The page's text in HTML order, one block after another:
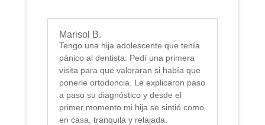
Marisol B.
Tengo una hija adolescente que tenía
pánico al dentista. Pedí una primera
visita para que valoraran si había que
ponerle ortodoncia. Le explicaron paso
a paso su diagnóstico y desde el
primer momento mi hija se sintió como
en casa, tranquila y relajada.